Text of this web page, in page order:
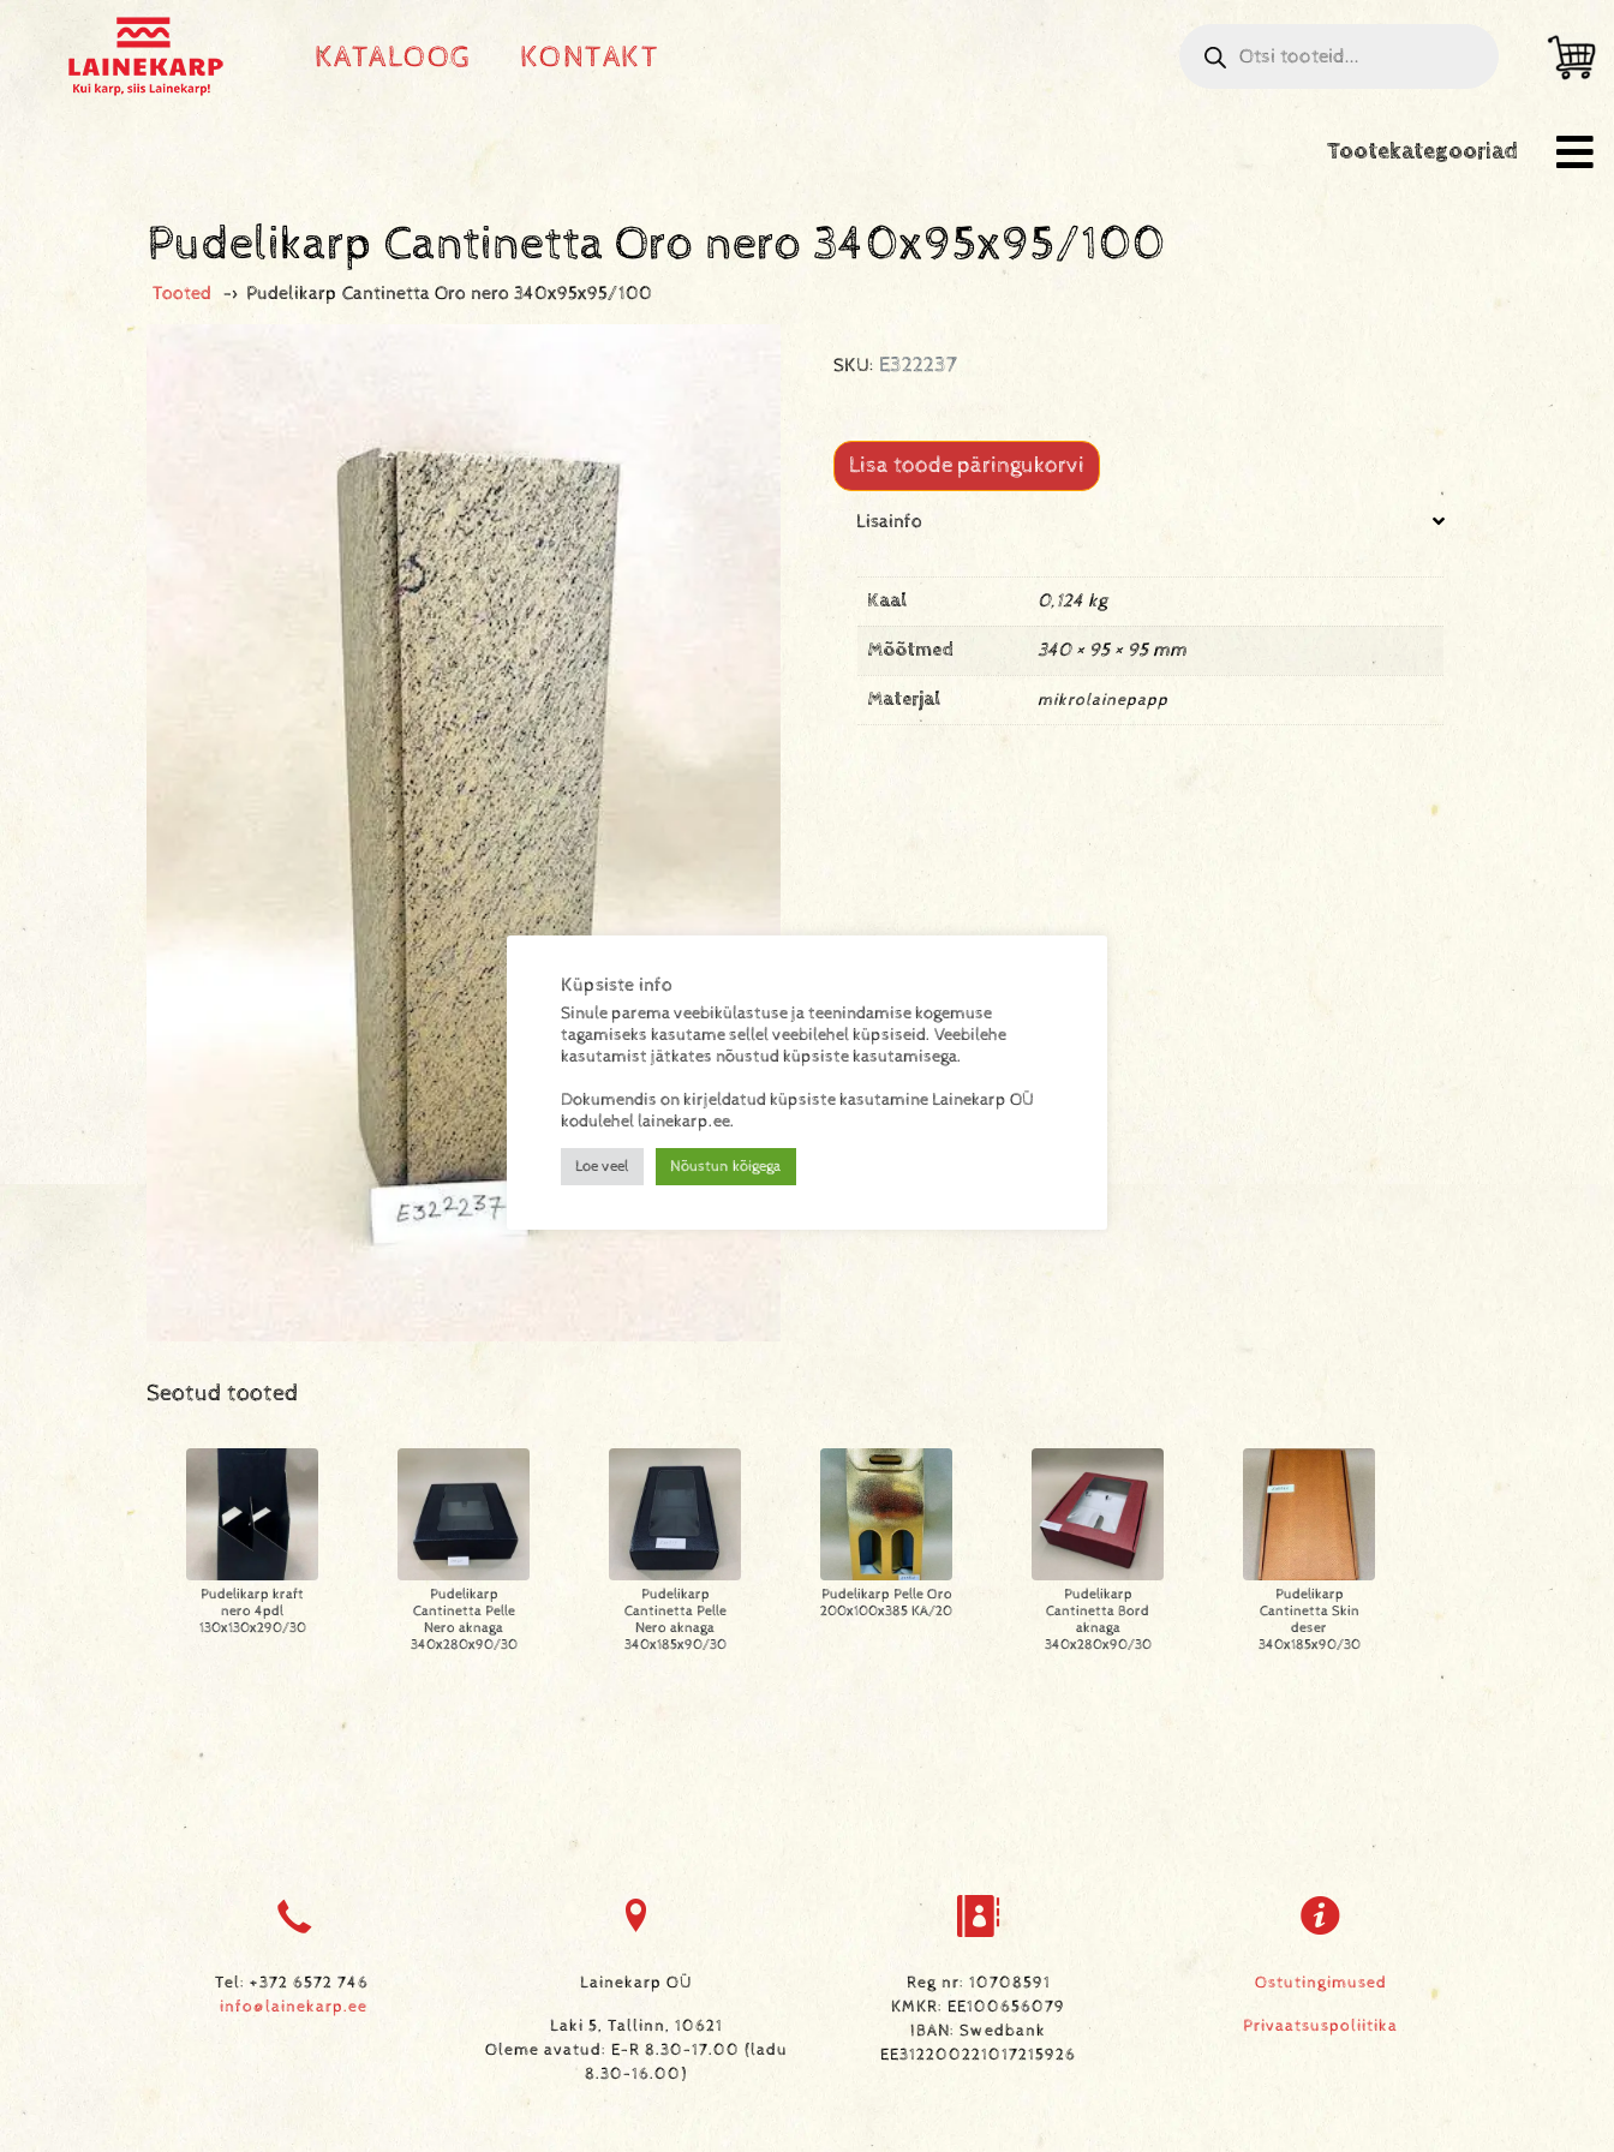
KATALOOG KONTAKT
Tootekategooriad
Pudelikarp Cantinetta Oro nero 340x95x95/100
Tooted -> Pudelikarp Cantinetta Oro nero 340x95x95/100
SKU: E322237
Lisa toode päringukorvi
Lisainfo
Kaal 0,124 kg
Mõõtmed 340 × 95 × 95 mm
Materjal mikrolainepapp
Seotud tooted
Pudelikarp kraft
nero 4pdl
130x130x290/30
Pudelikarp
Cantinetta Pelle
Nero aknaga
340x280x90/30
Pudelikarp
Cantinetta Pelle
Nero aknaga
340x185x90/30
Pudelikarp Pelle Oro
200x100x385 KA/20
Pudelikarp
Cantinetta Bord
aknaga
340x280x90/30
Pudelikarp
Cantinetta Skin
deser
340x185x90/30
Küpsiste info
Sinule parema veebikülastuse ja teenindamise kogemuse
tagamiseks kasutame sellel veebilehel küpsiseid. Veebilehe
kasutamist jätkates nõustud küpsiste kasutamisega.
Dokumendis on kirjeldatud küpsiste kasutamine Lainekarp OÜ
kodulehel lainekarp.ee.
Loe veel Nõustun kõigega
Tel: +372 6572 746
info@lainekarp.ee
Lainekarp OÜ
Laki 5, Tallinn, 10621
Oleme avatud: E-R 8.30-17.00 (ladu
8.30-16.00)
Reg nr: 10708591
KMKR: EE100656079
IBAN: Swedbank
EE312200221017215926
Ostutingimused
Privaatsuspoliitika